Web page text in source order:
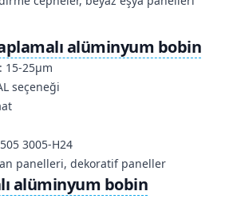
alüminyum bobin
15-25μm
seçeneği
3005-H24
panelleri, dekoratif paneller
alüminyum bobin